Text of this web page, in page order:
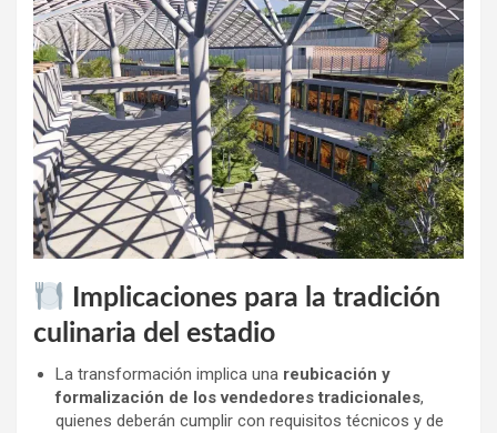
Implicaciones para la tradición
culinaria del estadio
La transformación implica una reubicación y
formalización de los vendedores tradicionales,
quienes deberán cumplir con requisitos técnicos y de